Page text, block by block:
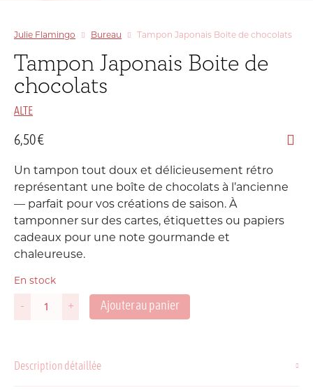
Julie Flamingo Bureau Tampon Japonais Boite de chocolats
Tampon Japonais Boite de
chocolats
ALTE
6,50€
Un tampon tout doux et délicieusement rétro
représentant une boîte de chocolats à l’ancienne
— parfait pour vos créations de saison. À
tamponner sur des cartes, étiquettes ou papiers
cadeaux pour une note gourmande et
chaleureuse.
En stock
-
quantité
Boite
+ Ajouter au panier
Description détaillée